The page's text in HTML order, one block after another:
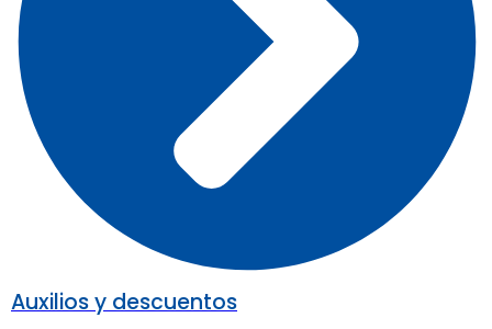
Auxilios y descuentos